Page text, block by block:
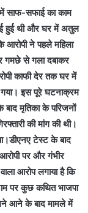
साफ-सफाई का काम
हुई थी और घर में अतुल
आरोपी ने पहले महिला
गमछे से गला दबाकर
काफी देर तक घर में
गया। इस पूरे घटनाक्रम
मृतिका के परिजनों
की मांग की थी।
टेस्ट के बाद
आरोपी पर और गंभीर
आरोप लगाया है कि
पर कुछ कथित भाजपा
आने के बाद मामले में